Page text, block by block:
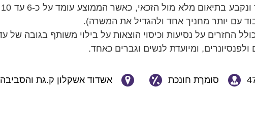
עם יותר מחניך אחד ולהגדיל את המשרה).
ומיועדת לנשים וגברים כאחד.
סומךת חונכת אשדוד אשקלון ק.גת והסביבה